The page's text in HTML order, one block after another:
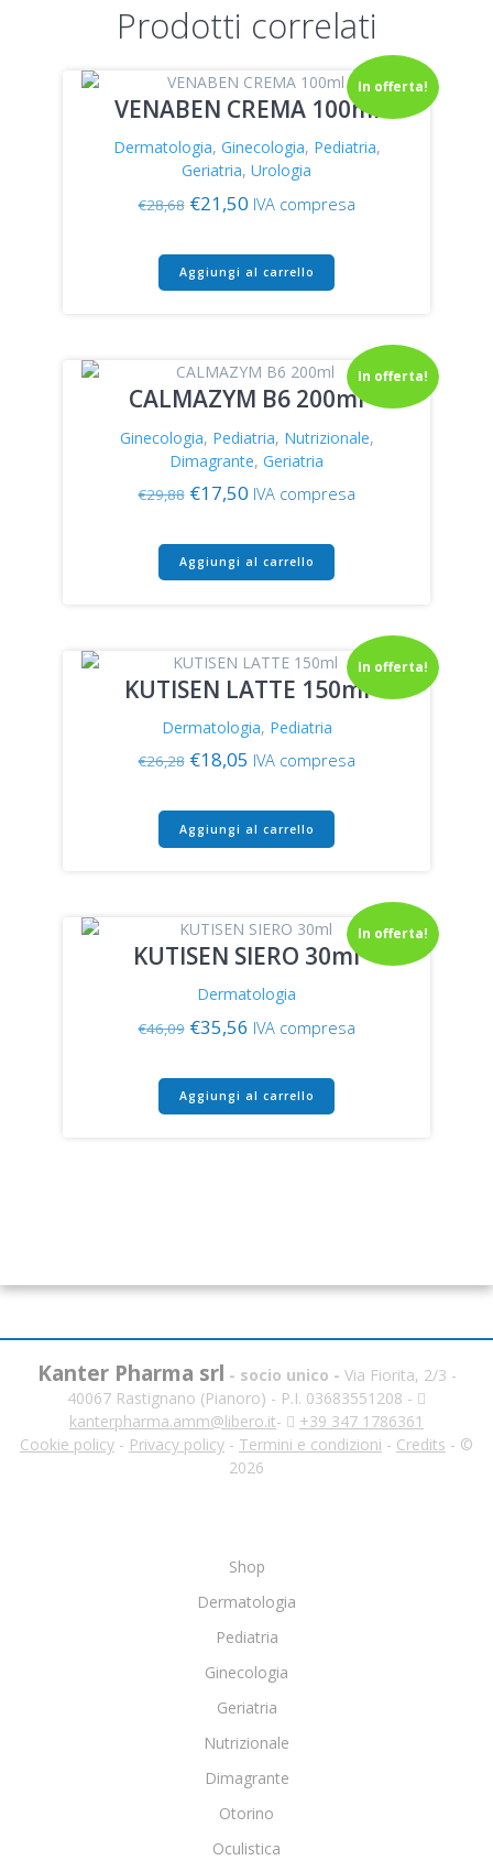
Prodotti correlati
In offerta!
VENABEN CREMA 100ml
Dermatologia, Ginecologia, Pediatria,
Geriatria, Urologia
€28,68 Il
originale
era:
€28,68.
€21,50Il
attuale
è:
€21,50.
IVA compresa
Aggiungi al carrello
In offerta!
CALMAZYM B6 200ml
Ginecologia, Pediatria, Nutrizionale,
Dimagrante, Geriatria
€29,88 Il
originale
era:
€29,88.
€17,50Il
attuale
è:
€17,50.
IVA compresa
Aggiungi al carrello
In offerta!
KUTISEN LATTE 150ml
Dermatologia, Pediatria
€26,28 Il
originale
era:
€26,28.
€18,05 Il
attuale
è:
€18,05.
IVA compresa
Aggiungi al carrello
In offerta!
KUTISEN SIERO 30ml
Dermatologia
€46,09 Il
originale
era:
€46,09.
€35,56 Il
attuale
è:
€35,56.
IVA compresa
Aggiungi al carrello
Kanter Pharma srl - socio unico - Via Fiorita, 2/3 -
40067 Rastignano (Pianoro) - P.I. 03683551208 -
kanterpharma.amm@libero.it-
+39 347 1786361
Cookie policy - Privacy policy - Termini e condizioni - Credits - ©
2026
Shop
Dermatologia
Pediatria
Ginecologia
Geriatria
Nutrizionale
Dimagrante
Otorino
Oculistica